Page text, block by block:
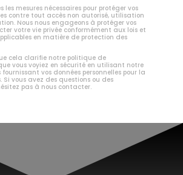
les mesures nécessaires pour protéger vos
contre tout accès non autorisé, utilisation
Nous nous engageons à protéger vos
votre vie privée conformément aux lois et
en matière de protection des
cela clarifie notre politique de
vous voyiez en sécurité en utilisant notre
fournissant vos données personnelles pour la
vous avez des questions ou des
pas à nous contacter.